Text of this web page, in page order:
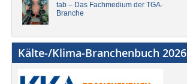
tab – Das Fachmedium der TGA-
Branche
Kälte-/Klima-Branchenbuch 2026